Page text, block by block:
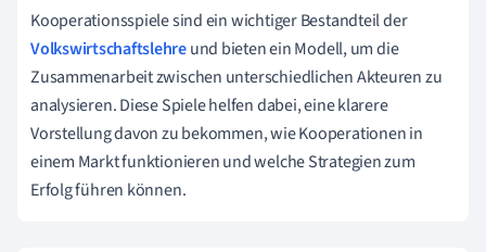
Kooperationsspiele sind ein wichtiger Bestandteil der
Volkswirtschaftslehreund bieten ein Modell, um die
Zusammenarbeit zwischen unterschiedlichen Akteuren zu
analysieren. Diese Spiele helfen dabei, eine klarere
Vorstellung davon zu bekommen, wie Kooperationen in
einem Markt funktionieren und welche Strategien zum
Erfolg führen können.